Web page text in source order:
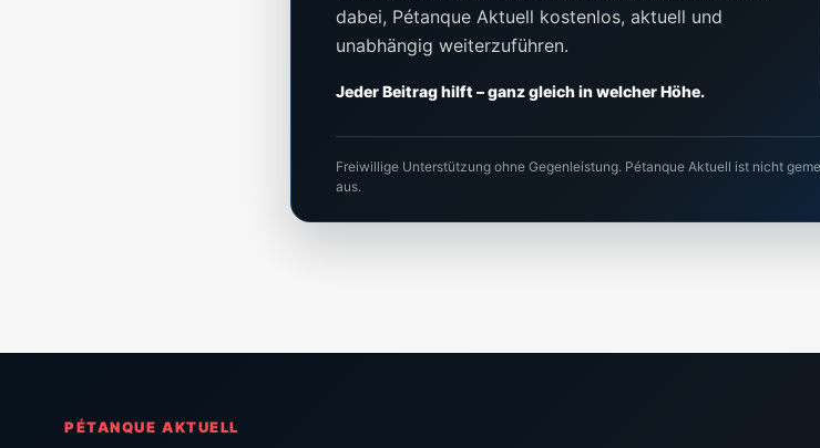
dabei, Pétanque Aktuell kostenlos, aktuell und
unabhängig weiterzuführen.
Jeder Beitrag hilft – ganz gleich in welcher Höhe.
Freiwillige Unterstützung ohne Gegenleistung. Pétanque Aktuell ist nicht
aus.
PÉTANQUE AKTUELL